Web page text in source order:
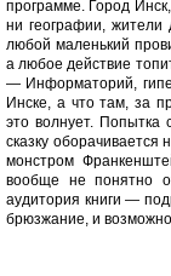
программе. Город
ни географии,
любой маленький
а любое действие
— Информаторий,
Инске, а что там, за
это волнует. Попытка
сказку
монстром
вообще не понятно
аудитория книги —
брюзжание, и